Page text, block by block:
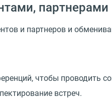
и партнеров и
чтобы проводить
встреч.